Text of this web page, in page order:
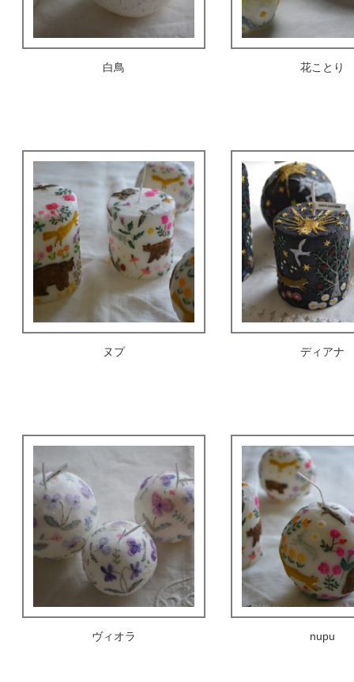
白鳥 花ことり
ヌプ ディアナ
ヴィオラ nupu